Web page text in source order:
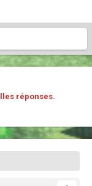
réponses.